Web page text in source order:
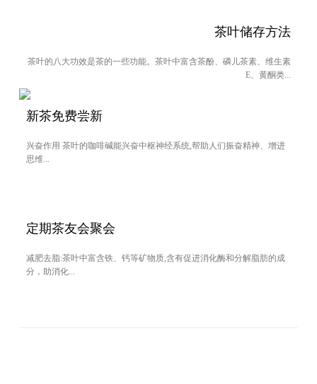
茶叶储存方法
茶叶的八大功效是茶的一些功能。茶叶中富含茶酚、磷儿茶素、维生素
E、黄酮类...
新茶免费尝新
兴奋作用 茶叶的咖啡碱能兴奋中枢神经系统,帮助人们振奋精神、增进
思维...
定期茶友会聚会
减肥去脂:茶叶中富含铁、钙等矿物质,含有促进消化酶和分解脂肪的成
分，助消化...